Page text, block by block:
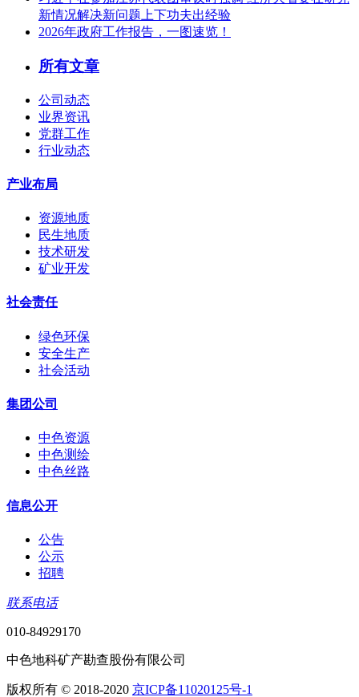
新情况解决新问题上下功夫出经验
2026年政府工作报告，一图速览！
所有文章
公司动态
业界资讯
党群工作
行业动态
产业布局
资源地质
民生地质
技术研发
矿业开发
社会责任
绿色环保
安全生产
社会活动
集团公司
中色资源
中色测绘
中色丝路
信息公开
公告
公示
招聘
联系电话
010-84929170
中色地科矿产勘查股份有限公司
版权所有 © 2018-2020 京ICP备11020125号-1